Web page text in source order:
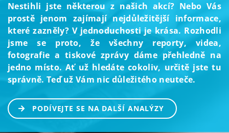
Nestihli jste některou z našich akcí? Nebo Vás
prostě jenom zajímají nejdůležitější informace,
které zazněly? V jednoduchosti je krása. Rozhodli
jsme se proto, že všechny reporty, videa,
fotografie a tiskové zprávy dáme přehledně na
jedno místo. Ať už hledáte cokoliv, určitě jste tu
správně. Teď už Vám nic důležitého neuteče.
PODÍVEJTE SE NA DALŠÍ ANALÝZY